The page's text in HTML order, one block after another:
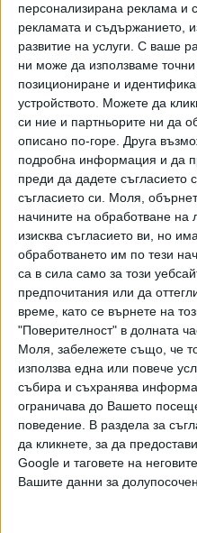
персонализирана реклама и
рекламата и съдържанието,
развитие на услуги. С ваше
ни може да използваме
позициониране и
устройството. Можете да
си ние и партньорите ни да
описано по-горе. Друга
подробна информация и да
преди да дадете съгласието
съгласието си.
Моля,
начините на обработване
изисква съгласието ви, но
обработването им по тези
са в сила само за този
предпочитания или да
време, като се върнете на
"Поверителност" в долната
Моля, забележете също, че
използва една или повече
събира и съхранява
ограничава до Вашето
поведение. В раздела за
да кликнете, за да
Google и таговете на
Вашите данни за
Икономиката
комунистите
15 Авг. 2019
Пътят към
намерения
08 Авг. 2019
При Живков -
- цифров
01 Авг. 2019
Половото
25 Юли 2019
Урсула фон